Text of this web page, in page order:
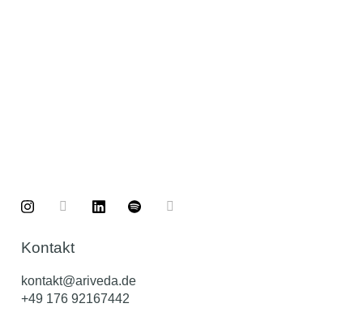
Kontakt
kontakt@ariveda.de
+49 176 92167442